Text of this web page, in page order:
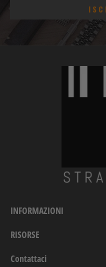
INFORMAZIONI
RISORSE
Contattaci